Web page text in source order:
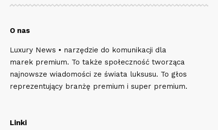
O nas
Luxury News • narzędzie do komunikacji dla
marek premium. To także społeczność tworząca
najnowsze wiadomości ze świata luksusu. To głos
reprezentujący branżę premium i super premium.
Linki